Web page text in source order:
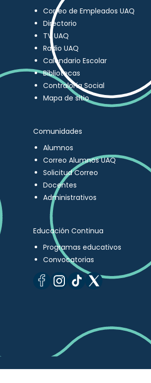
Correo de Empleados UAQ
Directorio
TV UAQ
Radio UAQ
Calendario Escolar
Bibliotecas
Contraloría Social
Mapa de sitio
Comunidades
Alumnos
Correo Alumnos UAQ
Solicitud Correo
Docentes
Administrativos
Educación Continua
Programas educativos
Convocatorias